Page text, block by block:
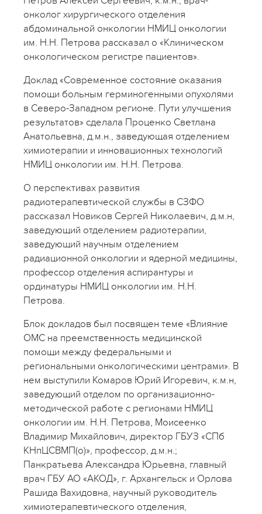
онколог хирургического отделения
абдоминальной онкологии НМИЦ онкологии
им. Н.Н. Петрова рассказал о «Клиническом
онкологическом регистре пациентов».
Доклад «Современное состояние оказания
помощи больным герминогенными опухолями
в Северо-Западном регионе. Пути улучшения
результатов» сделала Проценко Светлана
Анатольевна, д.м.н., заведующая отделением
химиотерапии и инновационных технологий
НМИЦ онкологии им. Н.Н. Петрова.
О перспективах развития
радиотерапевтической службы в СЗФО
рассказал Новиков Сергей Николаевич, д.м.н,
заведующий отделением радиотерапии,
заведующий научным отделением
радиационной онкологии и ядерной медицины,
профессор отделения аспирантуры и
ординатуры НМИЦ онкологии им. Н.Н.
Петрова.
Блок докладов был посвящен теме «Влияние
ОМС на преемственность медицинской
помощи между федеральными и
региональными онкологическими центрами». В
нем выступили Комаров Юрий Игоревич, к.м.н,
заведующий отделом по организационно-
методической работе с регионами НМИЦ
онкологии им. Н.Н. Петрова, Моисеенко
Владимир Михайлович, директор ГБУЗ «СПб
КНпЦСВМП(о)», профессор, д.м.н.;
Панкратьева Александра Юрьевна, главный
врач ГБУ АО «АКОД», г. Архангельск и Орлова
Рашида Вахидовна, научный руководитель
химиотерапевтического отделения,